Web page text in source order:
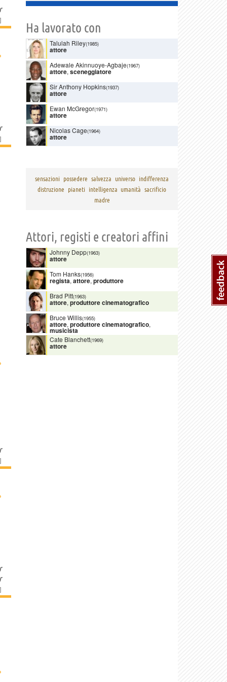
]
]
]
]
Ha lavorato con
Talulah Riley(1985)
attore
Adewale Akinnuoye-Agbaje(1967)
attore, sceneggiatore
Sir Anthony Hopkins(1937)
attore
Ewan McGregor(1971)
attore
Nicolas Cage(1964)
attore
sensazioni possedere salvezza universo indifferenza
distruzione
pianeti intelligenza umanità sacrificio
madre
Attori, registi e creatori affini
Johnny Depp(1963)
attore
Tom Hanks(1956)
regista, attore,produttore
Brad Pitt(1963)
attore, produttore cinematografico
Bruce Willis(1955)
attore, produttore cinematografico,
musicista
Cate Blanchett(1969)
attore